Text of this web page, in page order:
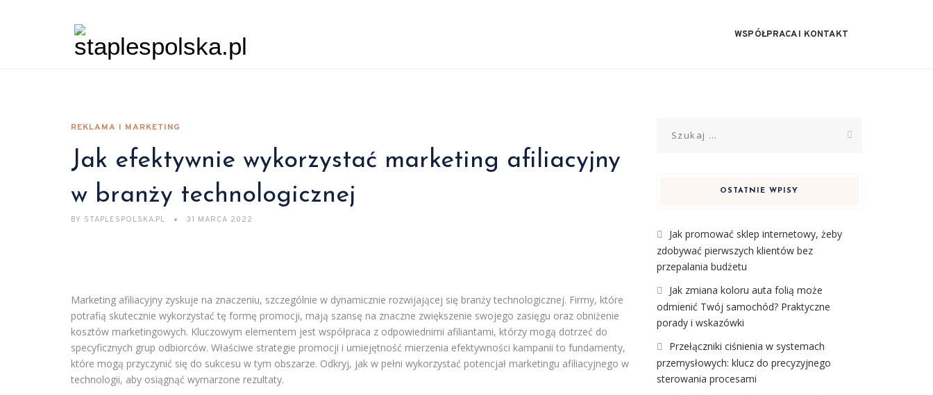
WSPÓŁPRACA I KONTAKT
REKLAMA I MARKETING
Jak efektywnie wykorzystać marketing afiliacyjny
w branży technologicznej
BY STAPLESPOLSKA.PL 31 MARCA 2022
Marketing afiliacyjny zyskuje na znaczeniu, szczególnie w dynamicznie rozwijającej się branży technologicznej. Firmy, które
potrafią skutecznie wykorzystać tę formę promocji, mają szansę na znaczne zwiększenie swojego zasięgu oraz obniżenie
kosztów marketingowych. Kluczowym elementem jest współpraca z odpowiednimi afiliantami, którzy mogą dotrzeć do
specyficznych grup odbiorców. Właściwe strategie promocji i umiejętność mierzenia efektywności kampanii to fundamenty,
które mogą przyczynić się do sukcesu w tym obszarze. Odkryj, jak w pełni wykorzystać potencjał marketingu afiliacyjnego w
technologii, aby osiągnąć wymarzone rezultaty.
OSTATNIE WPISY
Jak promować sklep internetowy, żeby
zdobywać pierwszych klientów bez
przepalania budżetu
Jak zmiana koloru auta folią może
odmienić Twój samochód? Praktyczne
porady i wskazówki
Przełączniki ciśnienia w systemach
przemysłowych: klucz do precyzyjnego
sterowania procesami